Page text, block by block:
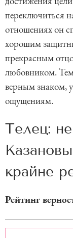
переключиться
отношениях он
хорошим
прекрасным
любовником.
верным знаком,
ощущениям.
Телец:
крайне
Рейтинг